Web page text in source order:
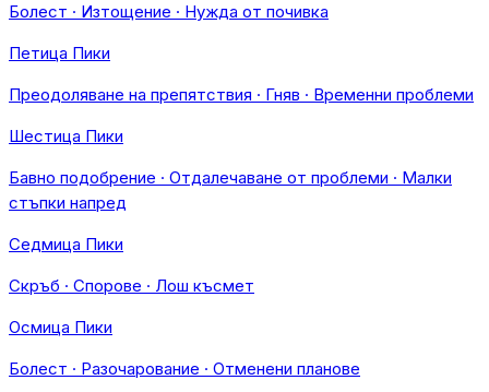
Болест · Изтощение · Нужда от почивка
Петица Пики
Преодоляване на препятствия · Гняв · Временни проблеми
Шестица Пики
Бавно подобрение · Отдалечаване от проблеми · Малки
стъпки напред
Седмица Пики
Скръб · Спорове · Лош късмет
Осмица Пики
Болест · Разочарование · Отменени планове